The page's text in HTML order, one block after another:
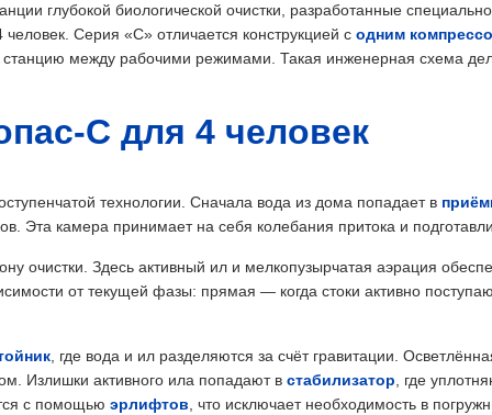
глубокой биологической очистки, разработанные
Серия «С» отличается конструкцией с одним
между рабочими режимами. Такая инженерная схема
С для 4 человек
технологии. Сначала вода из дома попадает в
Эта камера принимает на себя колебания притока и
очистки. Здесь активный ил и мелкопузырчатая аэрация
от текущей фазы: прямая — когда стоки активно
, где вода и ил разделяются за счёт гравитации.
Излишки активного ила попадают в стабилизатор , где
с помощью эрлифтов , что исключает необходимость в